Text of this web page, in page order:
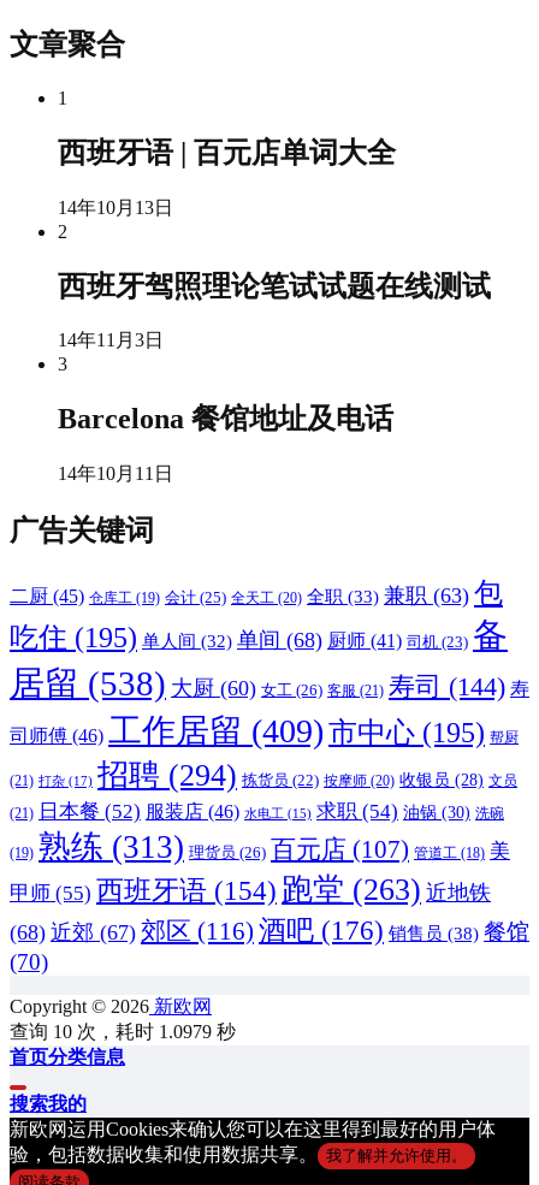
文章聚合
1
西班牙语 | 百元店单词大全
14年10月13日
2
西班牙驾照理论笔试试题在线测试
14年11月3日
3
Barcelona 餐馆地址及电话
14年10月11日
广告关键词
二厨 (45) 仓库工 (19) 会计 (25) 全天工 (20) 全职 (33) 兼职 (63) 包
吃住 (195) 单人间 (32) 单间 (68) 厨师 (41) 司机 (23) 备
居留 (538) 大厨 (60) 女工 (26) 客服 (21) 寿司 (144) 寿
司师傅 (46) 工作居留 (409)市中心 (195) 帮厨
(21) 打杂 (17) 招聘 (294) 拣货员 (22) 按摩师 (20) 收银员 (28) 文员
(21) 日本餐 (52) 服装店 (46) 水电工 (15) 求职 (54) 油锅 (30) 洗碗
(19) 熟练 (313) 理货员 (26) 百元店 (107) 管道工 (18) 美
甲师 (55) 西班牙语 (154) 跑堂 (263) 近地铁
(68) 近郊 (67) 郊区 (116) 酒吧 (176) 销售员 (38) 餐馆
(70)
Copyright © 2026 新欧网
查询 10 次，耗时 1.0979 秒
首页分类信息
搜索我的
新欧网运用Cookies来确认您可以在这里得到最好的用户体
验，包括数据收集和使用数据共享。
我了解并允许使用。